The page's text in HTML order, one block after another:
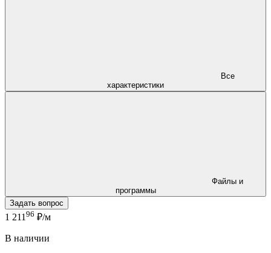
характеристики
программы
Задать вопрос
1 211 96 ₽/м
В наличии